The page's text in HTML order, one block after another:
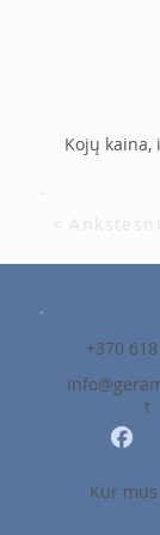
Kojų kaina,
<
+370
t
Kur